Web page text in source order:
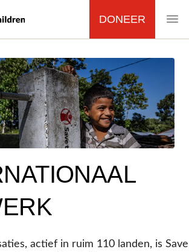
MAIN
NAVIGATION
DONEER
actief in ruim 110 landen, is Save